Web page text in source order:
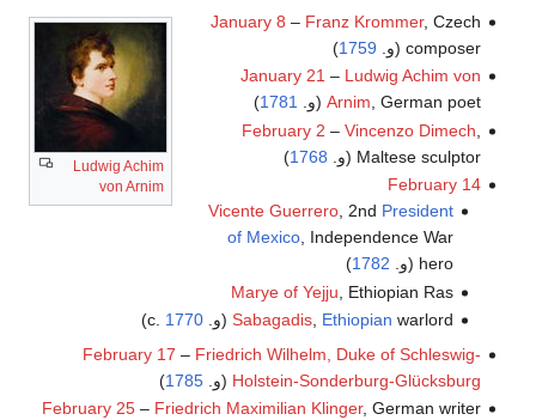
Ludwig Achim
von Arnim
January 8 – Franz Krommer, Czech
composer (و.
1759
)
January 21 – Ludwig Achim von
Arnim, German poet (و. 1781
)
February 2 – Vincenzo Dimech
Maltese sculptor (و.
1768
)
February 14
Vicente Guerrero , 2nd President
of Mexico , Independence War
hero (و.
1782
)
Marye of Yejju , Ethiopian Ras
Sabagadis Ethiopian warlord (و. c. 1770
)
February 17 – Friedrich Wilhelm, Duke of Schleswig-
Holstein-Sonderburg-Glücksburg (و.1785
)
February 25– Friedrich Maximilian Klinger, German writer